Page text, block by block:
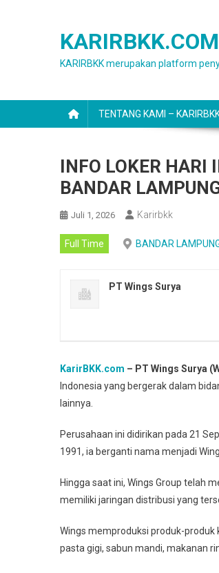
KARIRBKK.COM
KARIRBKK merupakan platform
TENTANG KAMI –
INFO LOKER HARI
BANDAR
Juli 1, 2026 Karirbkk
Full Time BANDAR
PT Wings Surya
KarirBKK.com – PT Wings Surya
Indonesia yang bergerak dalam
lainnya.
Perusahaan ini didirikan pada 21
1991, ia berganti nama menjadi
Hingga saat ini, Wings Group telah
memiliki jaringan distribusi yang
Wings memproduksi produk-
pasta gigi, sabun mandi, makanan